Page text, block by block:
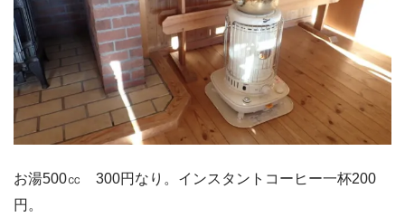
お湯500㏄ 300円なり。インスタントコーヒー一杯200
円。